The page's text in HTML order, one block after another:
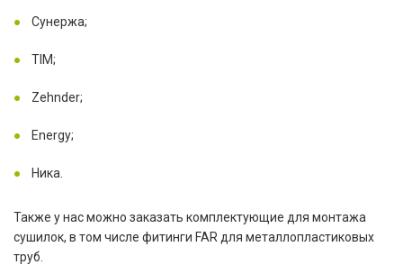
Сунержа;
TIM;
Zehnder;
Energy;
Ника.
Также у нас можно заказать комплектующие для монтажа
сушилок, в том числе фитинги FAR для металлопластиковых
труб.